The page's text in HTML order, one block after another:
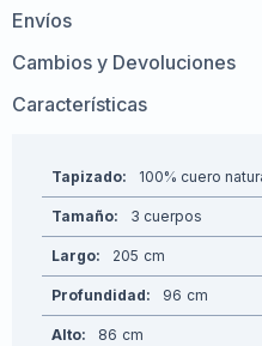
Envíos
Cambios y Devoluciones
Características
Tapizado 100% cuero
Tamaño 3 cuerpos
Largo 205
Profundidad 96
Alto 86